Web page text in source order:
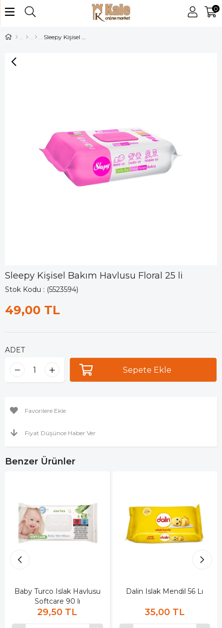
0
Sleepy Kişisel Bakım Havlusu Floral 25 li
Sleepy Kişisel Bakım Havlusu Floral 25 li
Stok Kodu (5523594)
49,00 TL
ADET
Favorilere Ekle
Fiyat Düşünce Haber Ver
Benzer Ürünler
Baby Turco Islak Havlusu
Softcare 90 lı
29,50 TL
Dalin Islak Mendil 56 Lı
35,00 TL